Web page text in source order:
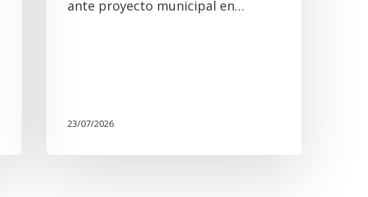
ante proyecto municipal en…
23/07/2026